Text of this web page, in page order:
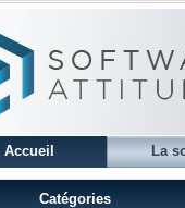
Accueil La
Catégories